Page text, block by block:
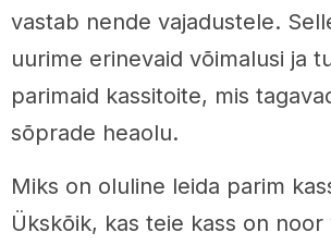
vastab nende vajadustele.
uurime erinevaid võimalusi ja
parimaid kassitoite, mis
sõprade heaolu.
Miks on oluline leida parim
Ükskõik, kas teie kass on noor